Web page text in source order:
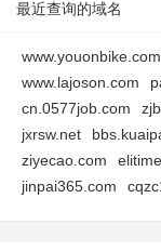
最近查询的域名
www.youonbike.com
www.lajoson.com
cn.0577job.com
jxrsw.net
ziyecao.com
jinpai365.com